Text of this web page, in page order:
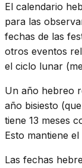
El calendario
para las
fechas de las
otros eventos
el ciclo lunar
Un año hebreo
año bisiesto
tiene 13 meses
Esto mantiene
Las fechas